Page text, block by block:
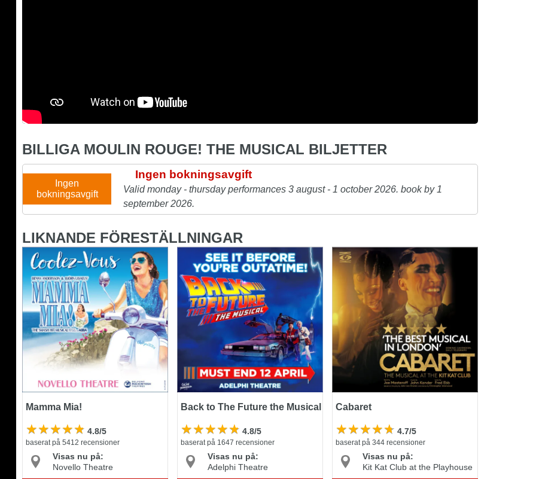
BILLIGA MOULIN ROUGE! THE MUSICAL BILJETTER
Ingen
bokningsavgift
Ingen bokningsavgift
Valid monday - thursday performances 3 august - 1 october 2026. book by 1
september 2026.
LIKNANDE FÖRESTÄLLNINGAR
Mamma Mia!
Mamma Mia!
4.8/5
baserat på 5412 recensioner
Visas nu på:
Novello Theatre
Back to The Future the Musical
Back to The Future the Musical
4.8/5
baserat på 1647 recensioner
Visas nu på:
Adelphi Theatre
Cabaret
Cabaret
4.7/5
baserat på 344 recensioner
Visas nu på:
Kit Kat Club at the Playhouse